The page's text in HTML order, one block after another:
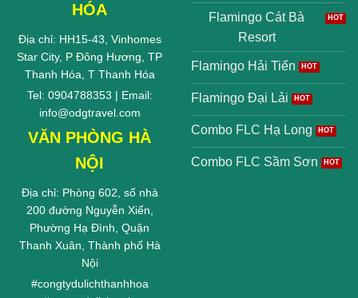
HÓA
Địa chỉ: HH15-43, Vinhomes
Star City, P Đông Hương, TP
Thanh Hóa, T Thanh Hóa
Tel: 0904788353 | Email:
info@odgtravel.com
VĂN PHÒNG HÀ
NỘI
Địa chỉ: Phòng 602, số nhà
200 đường Nguyễn Xiển,
Phường Hạ Đình, Quận
Thanh Xuân, Thành phố Hà
Nội
#congtydulichthanhhoa
Flamingo Cát Bà
Resort
Flamingo Hải Tiến
Flamingo Đại Lải
Combo FLC Hạ Long
Combo FLC Sầm Sơn